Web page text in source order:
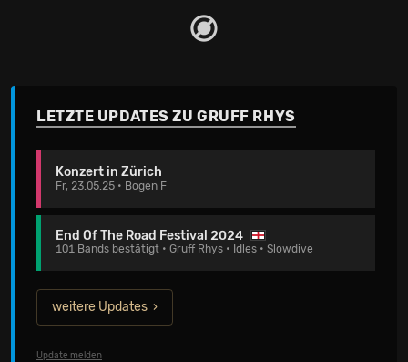
LETZTE UPDATES ZU GRUFF RHYS
Konzert in Zürich
Fr, 23.05.25 • Bogen F
End Of The Road Festival 2024
101 Bands bestätigt • Gruff Rhys • Idles • Slowdive
weitere Updates
Update melden